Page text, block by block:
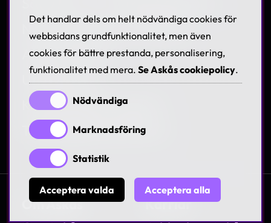
Nya marknader med Askås
Askås Webinar
Utbildningar
Kundanpassad support
Tillgänglighetsdirektivet
Om Askås Karriär
Det handlar dels om helt nödvändiga cookies för
webbsidans grundfunktionalitet, men även
cookies för bättre prestanda, personalisering,
funktionalitet med mera. Se Askås cookiepolicy.
Nödvändiga
Marknadsföring
Statistik
Acceptera valda Acceptera alla